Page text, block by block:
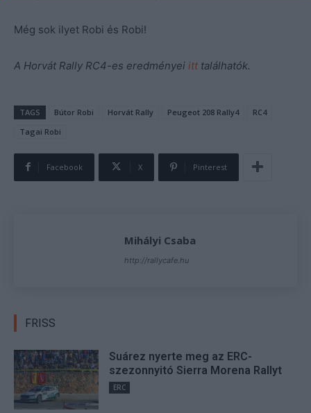
Még sok ilyet Robi és Robi!
A Horvát Rally RC4-es eredményei itt találhatók.
TAGS Bútor Robi Horvát Rally Peugeot 208 Rally4
RC4
Tagai Robi
Facebook X Pinterest
Mihályi Csaba
http://rallycafe.hu
FRISS
Suárez nyerte meg az ERC-
szezonnyitó Sierra Morena Rallyt
ERC